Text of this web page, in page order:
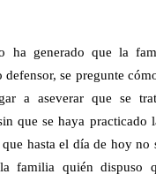
ha generado que la
defensor, se pregunte
a aseverar que se
que se haya practicado
hasta el día de hoy no
familia quién dispuso